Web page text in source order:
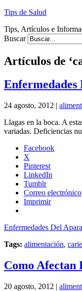
Tips de Salud
Tips, Artículos e
Buscar
Artículos de
Enfermedades
24 agosto, 2012 |
Llagas en la boca. A
variadas. Deficiencias
Facebook
X
Pinterest
LinkedIn
Tumblr
Correo electrónico
Imprimir
Enfermedades Del
Tags: alimentación,
Como Afectan
20 agosto, 2012 |